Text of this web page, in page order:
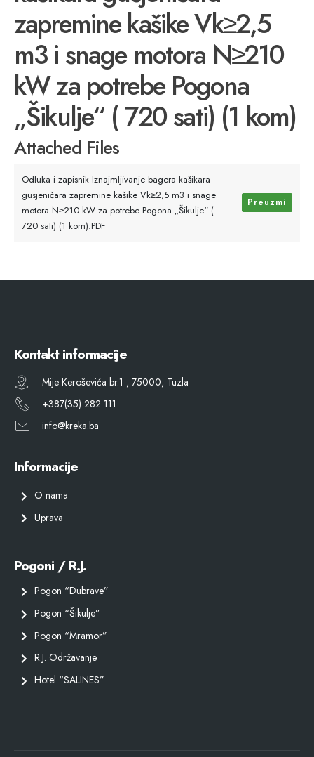
zapremine kašike Vk≥2,5
m3 i snage motora N≥210
kW za potrebe Pogona
„Šikulje“ ( 720 sati) (1 kom)
Attached Files
Odluka i zapisnik Iznajmljivanje bagera kašikara
gusjeničara zapremine kašike Vk≥2,5 m3 i snage
motora N≥210 kW za potrebe Pogona „Šikulje“ (
720 sati) (1 kom).PDF
Preuzmi
Kontakt informacije
Mije Keroševića br.1 , 75000, Tuzla
+387(35) 282 111
info@kreka.ba
Informacije
O nama
Uprava
Pogoni / R.J.
Pogon “Dubrave”
Pogon “Šikulje”
Pogon “Mramor”
R.J. Održavanje
Hotel “SALINES”